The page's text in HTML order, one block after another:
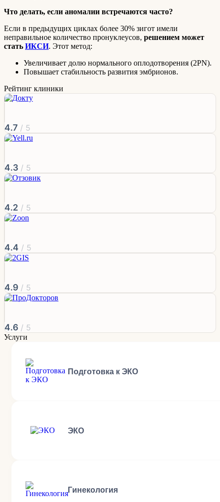
Что делать, если аномалии встречаются часто?
Если в предыдущих циклах более 30% зигот имели
неправильное количество пронуклеусов, решением может
стать ИКСИ. Этот метод:
Увеличивает долю нормального оплодотворения (2PN).
Повышает стабильность развития эмбрионов.
Рейтинг клиники
4.7 / 5
4.3 / 5
4.2 / 5
4.4 / 5
4.9 / 5
4.6 / 5
Услуги
Подготовка к ЭКО
ЭКО
Гинекология